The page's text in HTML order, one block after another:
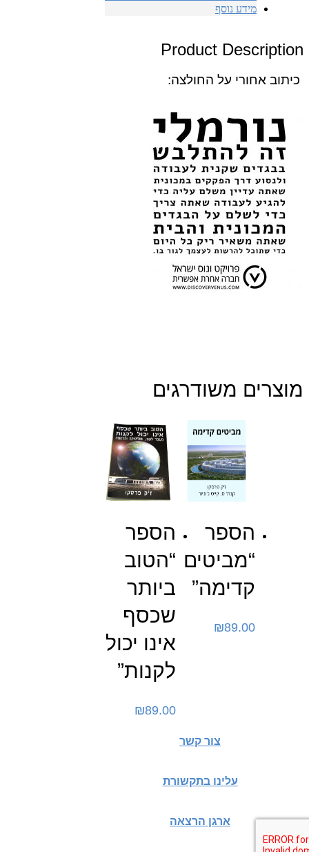
מידע נוסף
Product Description
כיתוב אחורי על החולצה:
מוצרים משודרגים
הספר
“מביטים
קדימה”
₪89.00
הספר
“הטוב
ביותר
שכסף
אינו יכול
לקנות”
₪89.00
צור קשר
עלינו בתקשורת
ארגן הרצאה